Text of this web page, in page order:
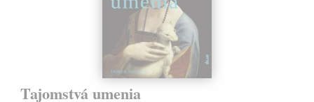
Tajomstvá umenia